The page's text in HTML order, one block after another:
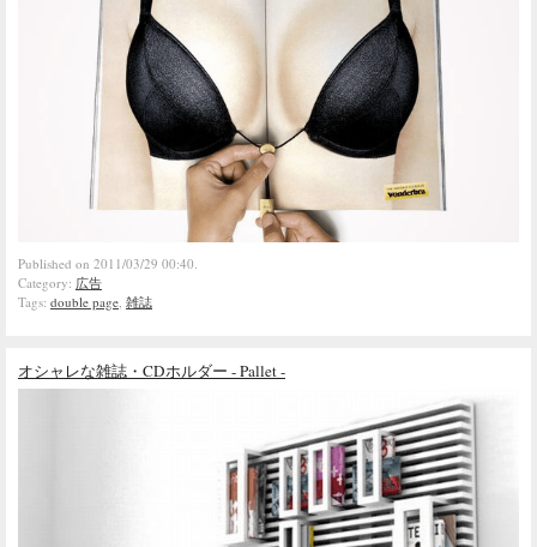
Published on 2011/03/29 00:40.
Category: 広告
Tags: double page 雑誌
オシャレな雑誌・CDホルダー - Pallet -